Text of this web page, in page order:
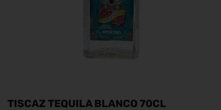
TISCAZ TEQUILA BLANCO 70CL